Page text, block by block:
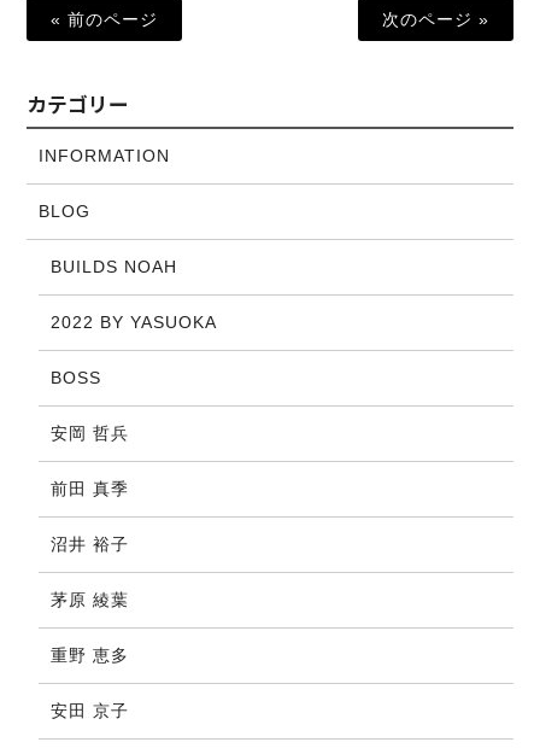
« 前のページ 次のページ »
カテゴリー
INFORMATION
BLOG
BUILDS NOAH
2022 BY YASUOKA
BOSS
安岡 哲兵
前田 真季
沼井 裕子
茅原 綾葉
重野 恵多
安田 京子